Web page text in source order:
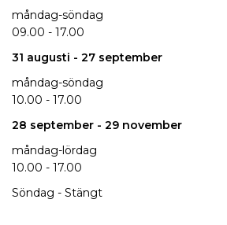
måndag-söndag
09.00 - 17.00
31 augusti - 27 september
måndag-söndag
10.00 - 17.00
28 september - 29 november
måndag-lördag
10.00 - 17.00
Söndag - Stängt